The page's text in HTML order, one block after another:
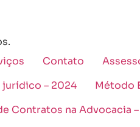
Contato
– 2024
Método
Contratos na Advocacia –